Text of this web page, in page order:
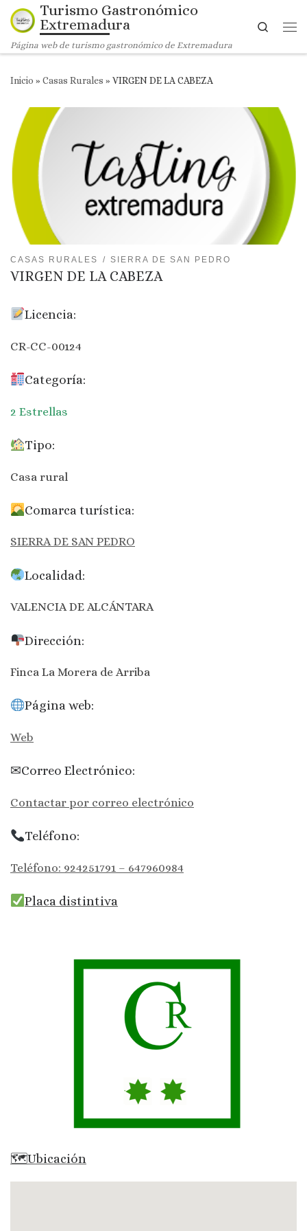
Saltar al contenido
Turismo Gastronómico
Extremadura
Página web de turismo gastronómico de Extremadura
Search
Inicio » Casas Rurales » VIRGEN DE LA CABEZA
CASAS RURALES SIERRA DE SAN PEDRO
VIRGEN DE LA CABEZA
Licencia:
CR-CC-00124
Categoría:
2 Estrellas
Tipo:
Casa rural
Comarca turística:
SIERRA DE SAN PEDRO
Localidad:
VALENCIA DE ALCÁNTARA
Dirección:
Finca La Morera de Arriba
Página web:
Web
✉Correo Electrónico:
Contactar por correo electrónico
Teléfono:
Teléfono: 924251791 – 647960984
Placa distintiva
🗺Ubicación